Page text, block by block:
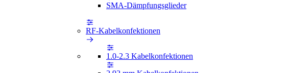
SMA-Dämpfungsglieder
RF-Kabelkonfektionen
1.0-2.3 Kabelkonfektionen